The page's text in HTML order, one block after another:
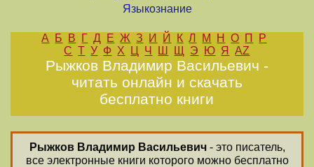
Языкознание
А Б В Г Д Е Ж З И Й К Л М Н О П
Р
С Т У Ф Х Ц Ч Ш Щ Э Ю Я AZ
Рыжков Владимир Васильевич -
читать онлайн и скачать
бесплатно книги
Рыжков Владимир Васильевич- это писатель,
все электронные книги которого можно бесплатно